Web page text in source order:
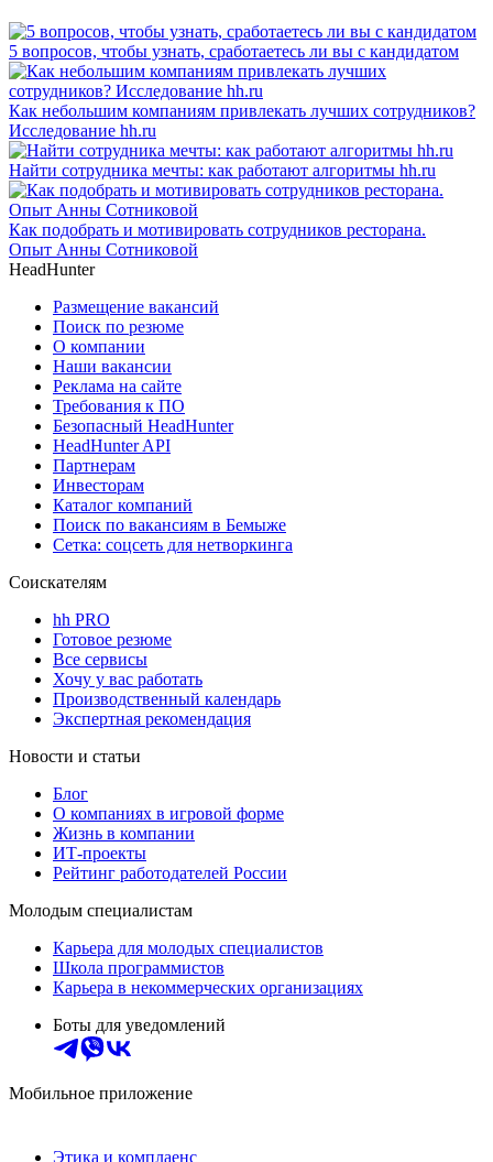
5 вопросов, чтобы узнать, сработаетесь ли вы с кандидатом
Как небольшим компаниям привлекать лучших сотрудников?
Исследование hh.ru
Найти сотрудника мечты: как работают алгоритмы hh.ru
Как подобрать и мотивировать сотрудников ресторана.
Опыт Анны Сотниковой
HeadHunter
Размещение вакансий
Поиск по резюме
О компании
Наши вакансии
Реклама на сайте
Требования к ПО
Безопасный HeadHunter
HeadHunter API
Партнерам
Инвесторам
Каталог компаний
Поиск по вакансиям в Бемыже
Сетка: соцсеть для нетворкинга
Соискателям
hh PRO
Готовое резюме
Все сервисы
Хочу у вас работать
Производственный календарь
Экспертная рекомендация
Новости и статьи
Блог
О компаниях в игровой форме
Жизнь в компании
ИТ-проекты
Рейтинг работодателей России
Молодым специалистам
Карьера для молодых специалистов
Школа программистов
Карьера в некоммерческих организациях
Боты для уведомлений
Мобильное приложение
Этика и комплаенс